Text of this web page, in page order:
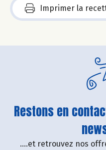
Imprimer la
Restons en
....et retrouvez nos